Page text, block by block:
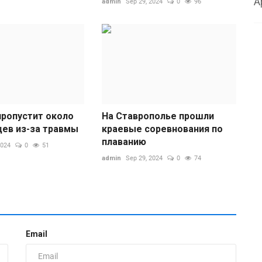
admin Sep 29, 2024 0 96
около
из-за травмы
0 51
На Ставрополье прошли
краевые соревнования по
плаванию
admin Sep 29, 2024 0 74
Email